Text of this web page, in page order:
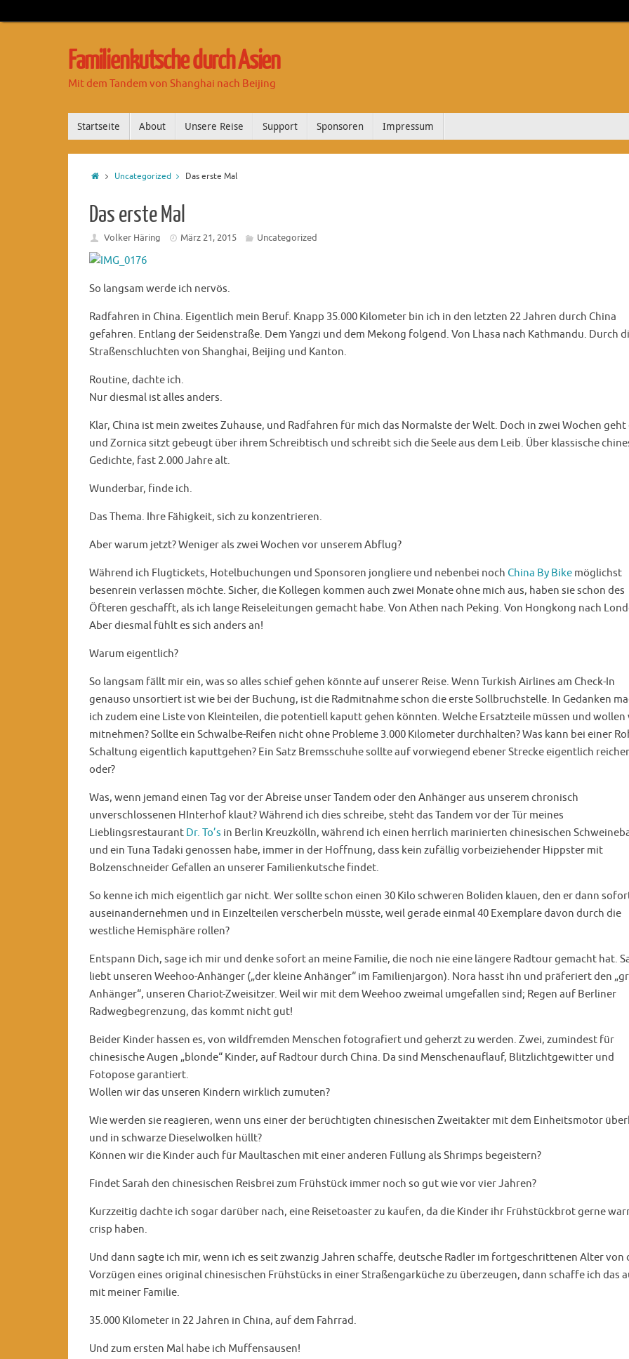
Familienkutsche durch Asien
Mit dem Tandem von Shanghai nach Beijing
Startseite About Unsere Reise Support Sponsoren Impressum
Uncategorized Das erste Mal
Das erste Mal
Volker Häring März 21, 2015 Uncategorized
So langsam werde ich nervös.
Radfahren in China. Eigentlich mein Beruf. Knapp 35.000 Kilometer bin ich in den letzten 22 Jahren durch China
gefahren. Entlang der Seidenstraße. Dem Yangzi und dem Mekong folgend. Von Lhasa nach Kathmandu. Durch
Straßenschluchten von Shanghai, Beijing und Kanton.
Routine, dachte ich.
Nur diesmal ist alles anders.
Klar, China ist mein zweites Zuhause, und Radfahren für mich das Normalste der Welt. Doch in zwei Wochen geht
und Zornica sitzt gebeugt über ihrem Schreibtisch und schreibt sich die Seele aus dem Leib. Über klassische
Gedichte, fast 2.000 Jahre alt.
Wunderbar, finde ich.
Das Thema. Ihre Fähigkeit, sich zu konzentrieren.
Aber warum jetzt? Weniger als zwei Wochen vor unserem Abflug?
Während ich Flugtickets, Hotelbuchungen und Sponsoren jongliere und nebenbei noch China By Bike möglichst
besenrein verlassen möchte. Sicher, die Kollegen kommen auch zwei Monate ohne mich aus, haben sie schon des
Öfteren geschafft, als ich lange Reiseleitungen gemacht habe. Von Athen nach Peking. Von Hongkong nach
Aber diesmal fühlt es sich anders an!
Warum eigentlich?
So langsam fällt mir ein, was so alles schief gehen könnte auf unserer Reise. Wenn Turkish Airlines am Check-In
genauso unsortiert ist wie bei der Buchung, ist die Radmitnahme schon die erste Sollbruchstelle. In Gedanken
ich zudem eine Liste von Kleinteilen, die potentiell kaputt gehen könnten. Welche Ersatzteile müssen und wollen
mitnehmen? Sollte ein Schwalbe-Reifen nicht ohne Probleme 3.000 Kilometer durchhalten? Was kann bei einer
Schaltung eigentlich kaputtgehen? Ein Satz Bremsschuhe sollte auf vorwiegend ebener Strecke eigentlich
oder?
Was, wenn jemand einen Tag vor der Abreise unser Tandem oder den Anhänger aus unserem chronisch
unverschlossenen HInterhof klaut? Während ich dies schreibe, steht das Tandem vor der Tür meines
Lieblingsrestaurant Dr. To’s in Berlin Kreuzkölln, während ich einen herrlich marinierten chinesischen
und ein Tuna Tadaki genossen habe, immer in der Hoffnung, dass kein zufällig vorbeiziehender Hippster mit
Bolzenschneider Gefallen an unserer Familienkutsche findet.
So kenne ich mich eigentlich gar nicht. Wer sollte schon einen 30 Kilo schweren Boliden klauen, den er dann
auseinandernehmen und in Einzelteilen verscherbeln müsste, weil gerade einmal 40 Exemplare davon durch die
westliche Hemisphäre rollen?
Entspann Dich, sage ich mir und denke sofort an meine Familie, die noch nie eine längere Radtour gemacht hat.
liebt unseren Weehoo-Anhänger („der kleine Anhänger“ im Familienjargon). Nora hasst ihn und präferiert den
Anhänger“, unseren Chariot-Zweisitzer. Weil wir mit dem Weehoo zweimal umgefallen sind; Regen auf Berliner
Radwegbegrenzung, das kommt nicht gut!
Beider Kinder hassen es, von wildfremden Menschen fotografiert und geherzt zu werden. Zwei, zumindest für
chinesische Augen „blonde“ Kinder, auf Radtour durch China. Da sind Menschenauflauf, Blitzlichtgewitter und
Fotopose garantiert.
Wollen wir das unseren Kindern wirklich zumuten?
Wie werden sie reagieren, wenn uns einer der berüchtigten chinesischen Zweitakter mit dem Einheitsmotor
und in schwarze Dieselwolken hüllt?
Können wir die Kinder auch für Maultaschen mit einer anderen Füllung als Shrimps begeistern?
Findet Sarah den chinesischen Reisbrei zum Frühstück immer noch so gut wie vor vier Jahren?
Kurzzeitig dachte ich sogar darüber nach, eine Reisetoaster zu kaufen, da die Kinder ihr Frühstückbrot gerne
crisp haben.
Und dann sagte ich mir, wenn ich es seit zwanzig Jahren schaffe, deutsche Radler im fortgeschrittenen Alter von
Vorzügen eines original chinesischen Frühstücks in einer Straßengarküche zu überzeugen, dann schaffe ich das
mit meiner Familie.
35.000 Kilometer in 22 Jahren in China, auf dem Fahrrad.
Und zum ersten Mal habe ich Muffensausen!